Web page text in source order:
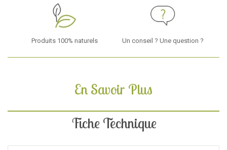
Produits 100% naturels Un conseil ? Une question ?
En Savoir Plus
Fiche Technique